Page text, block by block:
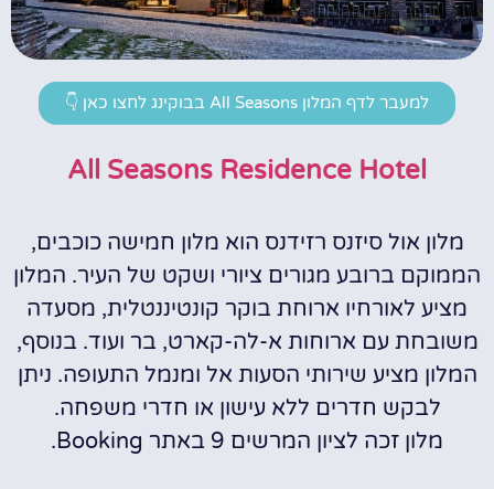
למעבר לדף המלון All Seasons בבוקינג לחצו כאן 👇
All Seasons Residence Hotel
מלון אול סיזנס רזידנס הוא מלון חמישה כוכבים,
הממוקם ברובע מגורים ציורי ושקט של העיר. המלון
מציע לאורחיו ארוחת בוקר קונטיננטלית, מסעדה
משובחת עם ארוחות א-לה-קארט, בר ועוד. בנוסף,
המלון מציע שירותי הסעות אל ומנמל התעופה. ניתן
לבקש חדרים ללא עישון או חדרי משפחה.
מלון זכה לציון המרשים 9 באתר Booking.